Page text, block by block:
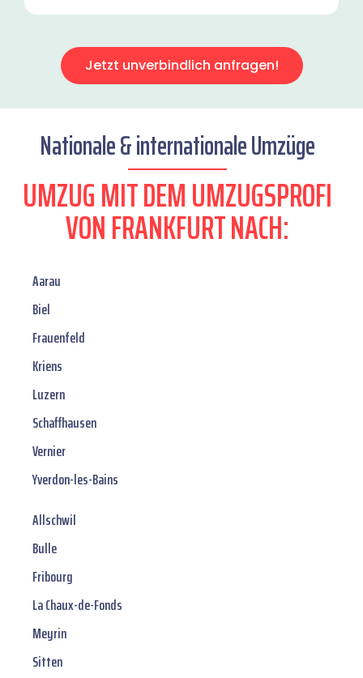
Jetzt unverbindlich anfragen!
Nationale & internationale Umzüge
UMZUG MIT DEM UMZUGSPROFI
VON FRANKFURT NACH:
Aarau
Biel
Frauenfeld
Kriens
Luzern
Schaffhausen
Vernier
Yverdon-les-Bains
Allschwil
Bulle
Fribourg
La Chaux-de-Fonds
Meyrin
Sitten